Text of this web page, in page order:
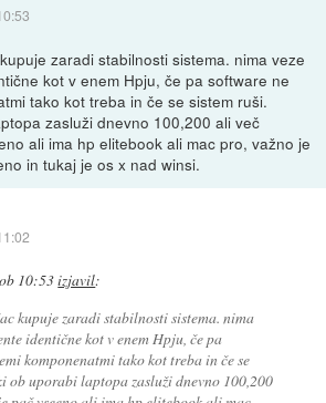
zaradi stabilnosti sistema. nima veze
kot v enem Hpju, če pa software ne
tako kot treba in če se sistem ruši.
zasluži dnevno 100,200 ali več
ali ima hp elitebook ali mac pro, važno je
in tukaj je os x nad winsi.
10:53izjavil:
kupuje zaradi stabilnosti sistema. nima
identične kot v enem Hpju, če pa
komponenatmi tako kot treba in če se
ob uporabi laptopa zasluži dnevno 100,200